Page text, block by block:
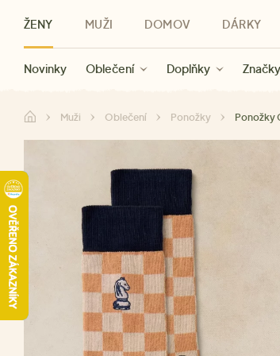
ŽENY
Novinky Oblečení Doplňky Značky
MUŽI
Novinky Oblečení Značky Slevy
DOMOV
Kategorie Značky Slevy
DÁRKY
Pro ženy Pro muže Pro děti Pro
Slevy ženy Slevy muži
Muži Oblečení Ponožky Ponožky